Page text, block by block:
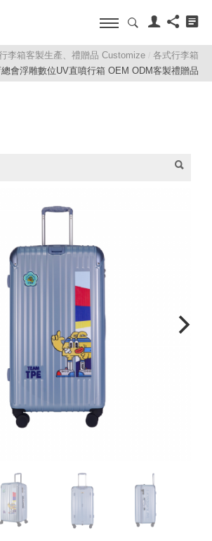
李箱客製生產、禮贈品 Customize
各式行李箱
會浮雕數位UV直噴行箱 OEM ODM客製禮贈品